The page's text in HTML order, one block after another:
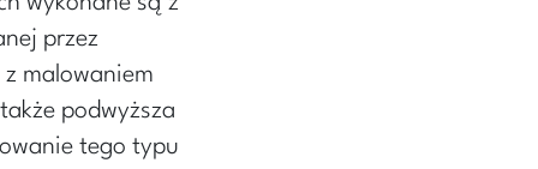
przez
malowaniem
podwyższa
tego typu